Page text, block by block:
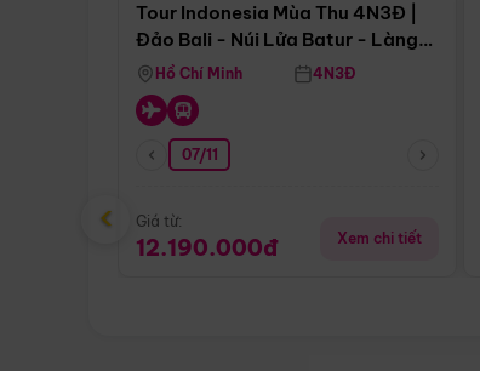
Tour Indonesia Mùa Thu 4N3Đ |
Đảo Bali - Núi Lửa Batur - Làng
Penglipuran
Hồ Chí Minh 4N3Đ
07/11
Giá từ:
12.190.000đ Xem chi tiết
‹